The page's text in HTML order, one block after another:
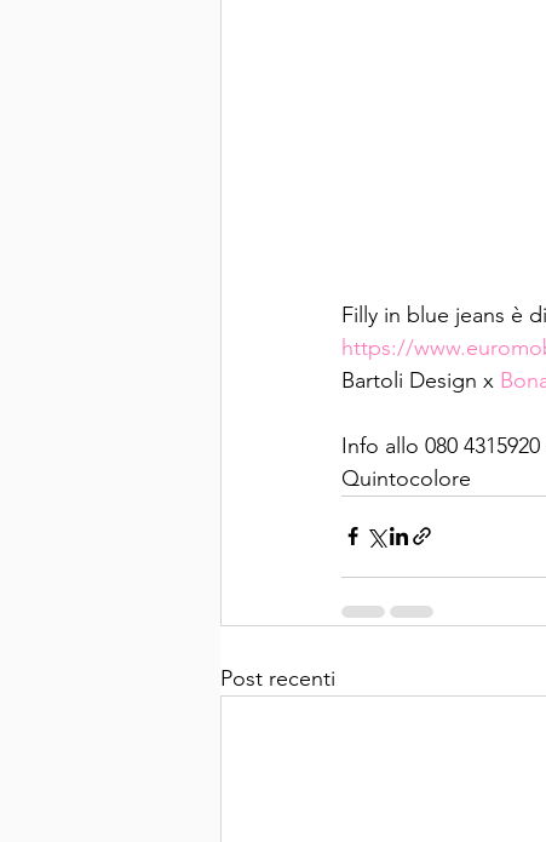
Filly in blue jeans è
https://
Bartoli Design x
Info allo 080
Quintocolore
Post recenti